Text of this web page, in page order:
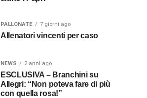
PALLONATE 7 giorni ago
Allenatori vincenti per caso
NEWS 2 anni ago
ESCLUSIVA – Branchini su
Allegri: “Non poteva fare di più
con quella rosa!”